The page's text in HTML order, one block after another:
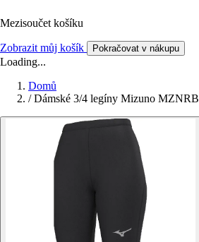
Mezisoučet košíku
Zobrazit můj košík Pokračovat v nákupu
Loading...
Domů
/ Dámské 3/4 legíny Mizuno MZNRB